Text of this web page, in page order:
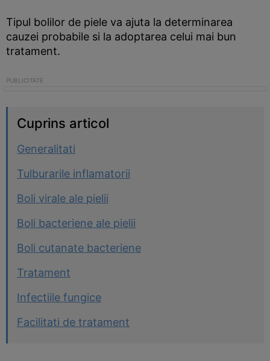
Tipul bolilor de piele va ajuta la determinarea
cauzei probabile si la adoptarea celui mai bun
tratament.
Cuprins articol
Generalitati
Tulburarile inflamatorii
Boli virale ale pielii
Boli bacteriene ale pielii
Boli cutanate bacteriene
Tratament
Infectiile fungice
Facilitati de tratament